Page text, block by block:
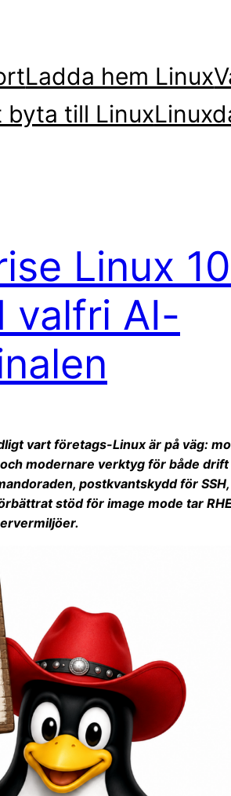
Ladda hem Linux
byta till Linux
Linux
valfri AI-
vart företags-Linux är på väg:
modernare verktyg för både drift
postkvantskydd för
stöd för image mode tar